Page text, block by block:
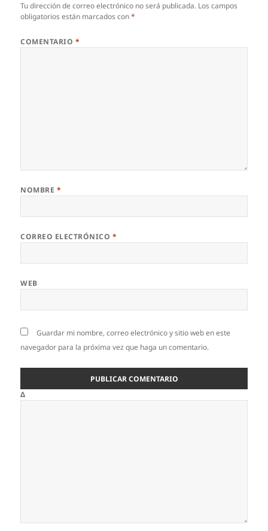
Tu dirección de correo electrónico no será publicada. Los campos
obligatorios están marcados con*
COMENTARIO *
NOMBRE *
CORREO ELECTRÓNICO *
WEB
Guardar mi nombre, correo electrónico y sitio web en este
navegador para la próxima vez que haga un comentario.
Δ